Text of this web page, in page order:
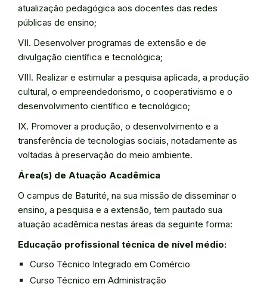
atualização pedagógica aos docentes das redes
públicas de ensino;
VII. Desenvolver programas de extensão e de
divulgação científica e tecnológica;
VIII. Realizar e estimular a pesquisa aplicada, a produção
cultural, o empreendedorismo, o cooperativismo e o
desenvolvimento científico e tecnológico;
IX. Promover a produção, o desenvolvimento e a
transferência de tecnologias sociais, notadamente as
voltadas à preservação do meio ambiente.
Área(s) de Atuação Acadêmica
O campus de Baturité, na sua missão de disseminar o
ensino, a pesquisa e a extensão, tem pautado sua
atuação acadêmica nestas áreas da seguinte forma:
Educação profissional técnica de nível médio:
Curso Técnico Integrado em Comércio
Curso Técnico em Administração